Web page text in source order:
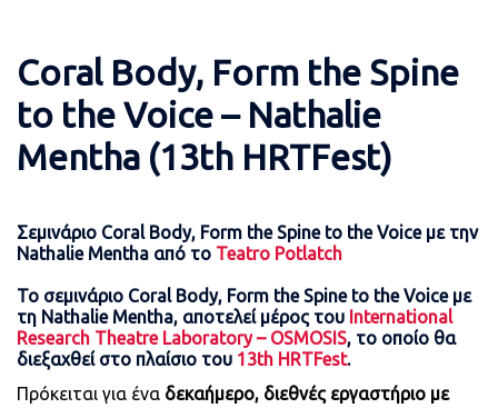
Coral Body, Form the Spine
to the Voice – Nathalie
Mentha (13th HRTFest)
Σεμινάριο Coral Body, Form the Spine to the Voice με την
Nathalie Mentha από το Teatro Potlatch
Το σεμινάριο Coral Body, Form the Spine to the Voice με
τη Nathalie Mentha, αποτελεί μέρος του International
Research Theatre Laboratory – OSMOSIS, το οποίο θα
διεξαχθεί στο πλαίσιο του 13th HRTFest.
Πρόκειται για ένα δεκαήμερο, διεθνές εργαστήριο με